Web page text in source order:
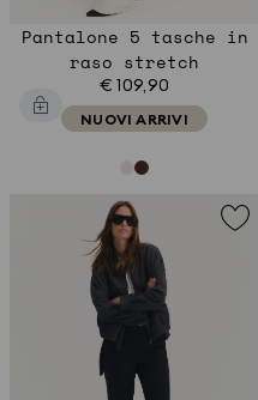
Pantalone 5 tasche in
raso stretch
€ 109,90
NUOVI ARRIVI